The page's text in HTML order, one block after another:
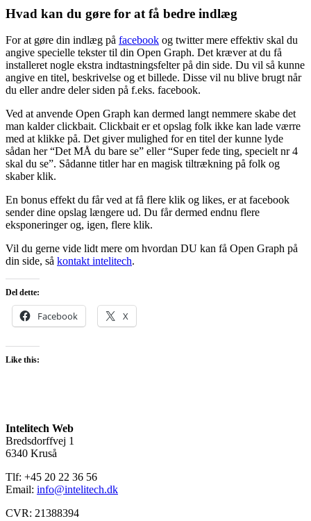
Hvad kan du gøre for at få bedre indlæg
For at gøre din indlæg på facebook og twitter mere effektiv skal du
angive specielle tekster til din Open Graph. Det kræver at du få
installeret nogle ekstra indtastningsfelter på din side. Du vil så kunne
angive en titel, beskrivelse og et billede. Disse vil nu blive brugt når
du eller andre deler siden på f.eks. facebook.
Ved at anvende Open Graph kan dermed langt nemmere skabe det
man kalder clickbait. Clickbait er et opslag folk ikke kan lade værre
med at klikke på. Det giver mulighed for en titel der kunne lyde
sådan her “Det MÅ du bare se” eller “Super fede ting, specielt nr 4
skal du se”. Sådanne titler har en magisk tiltrækning på folk og
skaber klik.
En bonus effekt du får ved at få flere klik og likes, er at facebook
sender dine opslag længere ud. Du får dermed endnu flere
eksponeringer og, igen, flere klik.
Vil du gerne vide lidt mere om hvordan DU kan få Open Graph på
din side, så kontakt intelitech.
Del dette:
Facebook X
Like this:
Intelitech Web
Bredsdorffvej 1
6340 Kruså
Tlf: +45 20 22 36 56
Email: info@intelitech.dk
CVR: 21388394